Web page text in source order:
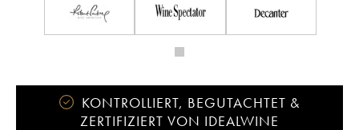
KONTROLLIERT, BEGUTACHTET &
ZERTIFIZIERT VON IDEALWINE